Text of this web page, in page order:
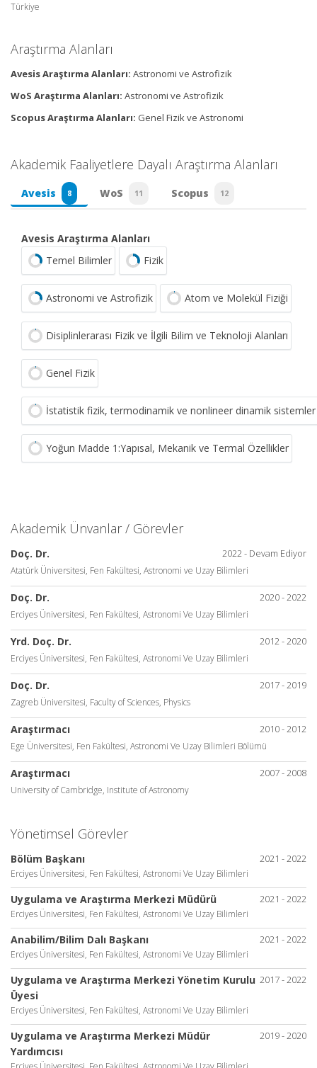
Türkiye
Araştırma Alanları
Avesis Araştırma Alanları: Astronomi ve Astrofizik
WoS Araştırma Alanları: Astronomi ve Astrofizik
Scopus Araştırma Alanları: Genel Fizik ve Astronomi
Akademik Faaliyetlere Dayalı Araştırma Alanları
Avesis 8 WoS 11 Scopus 12
Avesis Araştırma Alanları
Temel Bilimler
Fizik
Astronomi ve Astrofizik Atom ve Molekül Fiziği
Disiplinlerarası Fizik ve İlgili Bilim ve Teknoloji Alanları
Genel Fizik
İstatistik fizik, termodinamik ve nonlineer dinamik sistemler
Yoğun Madde 1:Yapısal, Mekanik ve Termal Özellikler
Akademik Ünvanlar / Görevler
2022 - Devam Ediyor
Doç. Dr.
Atatürk Üniversitesi, Fen Fakültesi, Astronomi ve Uzay Bilimleri
2020 - 2022
Doç. Dr.
Erciyes Üniversitesi, Fen Fakültesi, Astronomi Ve Uzay Bilimleri
2012 - 2020
Yrd. Doç. Dr.
Erciyes Üniversitesi, Fen Fakültesi, Astronomi Ve Uzay Bilimleri
2017 - 2019
Doç. Dr.
Zagreb Üniversitesi, Faculty of Sciences, Physics
2010 - 2012
Araştırmacı
Ege Üniversitesi, Fen Fakültesi, Astronomi Ve Uzay Bilimleri Bölümü
2007 - 2008
Araştırmacı
University of Cambridge, Institute of Astronomy
Yönetimsel Görevler
2021 - 2022
Bölüm Başkanı
Erciyes Üniversitesi, Fen Fakültesi, Astronomi Ve Uzay Bilimleri
2021 - 2022
Uygulama ve Araştırma Merkezi Müdürü
Erciyes Üniversitesi, Fen Fakültesi, Astronomi Ve Uzay Bilimleri
2021 - 2022
Anabilim/Bilim Dalı Başkanı
Erciyes Üniversitesi, Fen Fakültesi, Astronomi Ve Uzay Bilimleri
2017 - 2022
Uygulama ve Araştırma Merkezi Yönetim Kurulu
Üyesi
Erciyes Üniversitesi, Fen Fakültesi, Astronomi Ve Uzay Bilimleri
2019 - 2020
Uygulama ve Araştırma Merkezi Müdür
Yardımcısı